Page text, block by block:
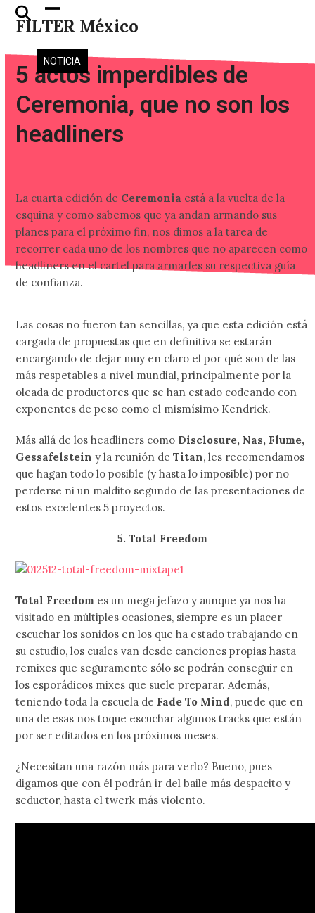
Skip
FILTER México
Open
mobile
menu
Close
mobile
menu
NOTICIA
5 actos imperdibles de
Ceremonia, que no son los
headliners
La cuarta edición de Ceremonia está a la vuelta de la
esquina y como sabemos que ya andan armando sus
planes para el próximo fin, nos dimos a la tarea de
recorrer cada uno de los nombres que no aparecen como
headliners en el cartel para armarles su respectiva guía
de confianza.
Las cosas no fueron tan sencillas, ya que esta edición está
cargada de propuestas que en definitiva se estarán
encargando de dejar muy en claro el por qué son de las
más respetables a nivel mundial, principalmente por la
oleada de productores que se han estado codeando con
exponentes de peso como el mismísimo Kendrick.
Más allá de los headliners como Disclosure, Nas, Flume,
Gessafelstein y la reunión deTitan, les recomendamos
que hagan todo lo posible (y hasta lo imposible) por no
perderse ni un maldito segundo de las presentaciones de
estos excelentes 5 proyectos.
5. Total Freedom
Total Freedom es un mega jefazo y aunque ya nos ha
visitado en múltiples ocasiones, siempre es un placer
escuchar los sonidos en los que ha estado trabajando en
su estudio, los cuales van desde canciones propias hasta
remixes que seguramente sólo se podrán conseguir en
los esporádicos mixes que suele preparar. Además,
teniendo toda la escuela de Fade To Mind, puede que en
una de esas nos toque escuchar algunos tracks que están
por ser editados en los próximos meses.
¿Necesitan una razón más para verlo? Bueno, pues
digamos que con él podrán ir del baile más despacito y
seductor, hasta el twerk más violento.